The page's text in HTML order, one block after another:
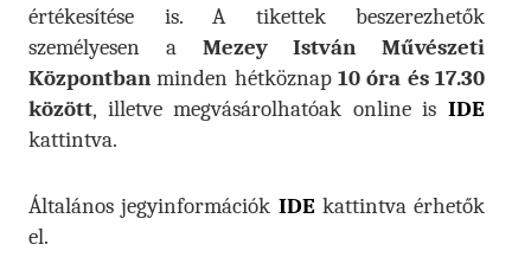
értékesítése is. A tikettek beszerezhetők
személyesen a Mezey István Művészeti
Központban minden hétköznap 10 óra és 17.30
között, illetve megvásárolhatóak online is IDE
kattintva.
Általános jegyinformációk IDEkattintva érhetők
el.